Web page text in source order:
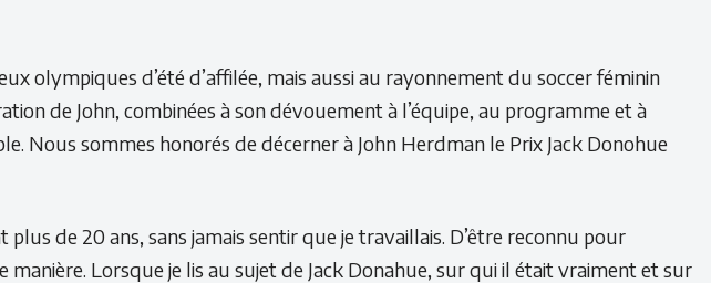
olympiques d’été d’affilée, mais aussi au rayonnement du soccer féminin
de John, combinées à son dévouement à l’équipe, au programme et à
sommes honorés de décerner à John Herdman le Prix Jack Donohue
de 20 ans, sans jamais sentir que je travaillais. D’être reconnu pour
Lorsque je lis au sujet de Jack Donahue, sur qui il était vraiment et sur